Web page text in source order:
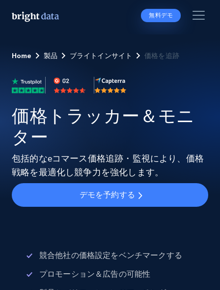
無料デモ
Home 製品 ブライトインサイト 価格を追跡
価格トラッカー＆モニ
ター
包括的なeコマース価格追跡・監視により、価格
戦略を最適化し競争力を強化します。
デモを予約する
競合他社の価格設定をベンチマークする
プロモーション＆広告の可能性